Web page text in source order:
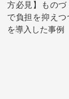
方必見】ものづ
で負担を抑えつ
を導入した事例